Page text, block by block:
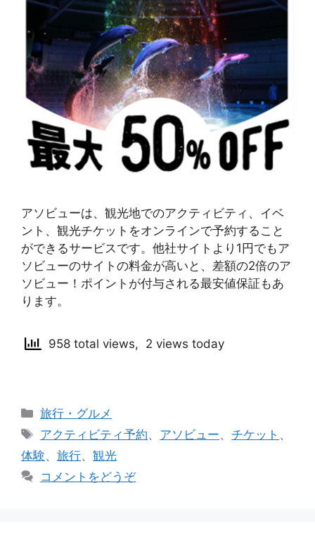
アソビューは、観光地でのアクティビティ、イベ
ント、観光チケットをオンラインで予約すること
ができるサービスです。他社サイトより1円でもア
ソビューのサイトの料金が高いと、差額の2倍のア
ソビュー！ポイントが付与される最安値保証もあ
ります。
958 total views, 2 views today
カ
テ
リ
ー
旅行・グルメ
タ
グ
アクティビティ予約、 アソビュー、 チケット 、
体験、 旅行、 観光
コメントをどうぞ